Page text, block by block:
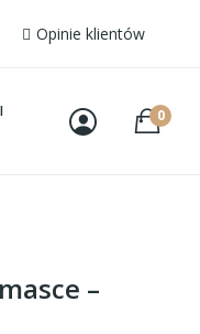
Opinie klientów
0
–